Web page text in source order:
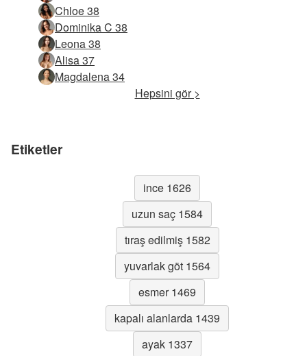
Chloe 38
Dominika C 38
Leona 38
Alisa 37
Magdalena 34
Hepsini gör >
Etiketler
ince 1626
uzun saç 1584
tıraş edilmiş 1582
yuvarlak göt 1564
esmer 1469
kapalı alanlarda 1439
ayak 1337